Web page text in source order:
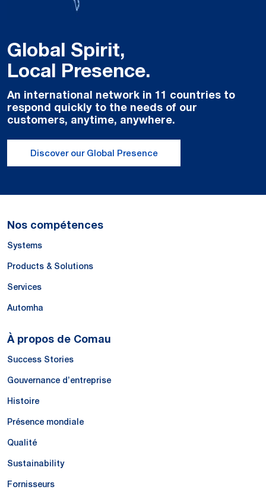
Global Spirit,
Local Presence.
An international network in 11 countries to
respond quickly to the needs of our
customers, anytime, anywhere.
Discover our Global Presence
Nos compétences
Systems
Products & Solutions
Services
Automha
À propos de Comau
Success Stories
Gouvernance d’entreprise
Histoire
Présence mondiale
Qualité
Sustainability
Fornisseurs